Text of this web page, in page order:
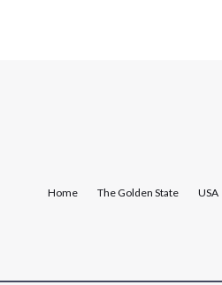
Home The Golden State USA